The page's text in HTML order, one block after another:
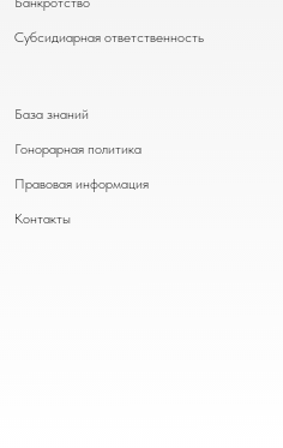
Субсидиарная ответственность
База знаний
Гонорарная политика
Правовая информация
Контакты